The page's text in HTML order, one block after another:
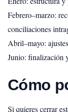
Febrero–marzo:
conciliaciones
Abril–mayo:
Junio: finalización
Cómo
Si quieres cerrar